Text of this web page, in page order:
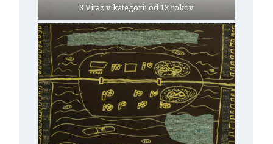
3 Vitaz v kategorii od 13 rokov